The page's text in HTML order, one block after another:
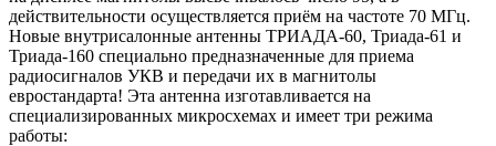
действительности осуществляется приём на частоте 70 МГц.
Новые внутрисалонные антенны ТРИАДА-60, Триада-61 и
Триада-160 специально предназначенные для приема
радиосигналов УКВ и передачи их в магнитолы
евростандарта! Эта антенна изготавливается на
специализированных микросхемах и имеет три режима
работы: